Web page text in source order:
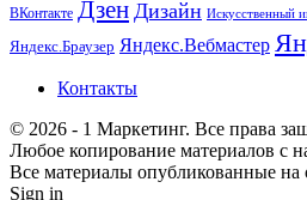
ВКонтакте Дзен Дизайн Искусственный
Яндекс.Браузер Яндекс.Вебмастер
Контакты
© 2026 - 1 Маркетинг. Все права
Любое копирование материалов с
Все материалы опубликованные на
Sign in